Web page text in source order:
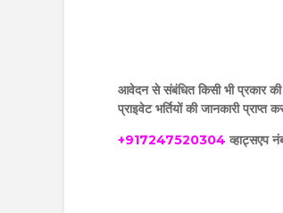
आवेदन से संबंधित किसी भी प्रकार
प्राइवेट भर्तियों की जानकारी
+917247520304 व्हाट्सएप